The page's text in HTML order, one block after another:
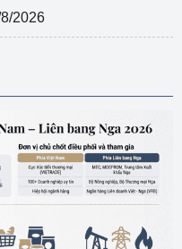
2026